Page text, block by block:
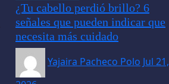
¿Tu cabello perdió brillo? 6
señales que pueden indicar que
necesita más cuidado
Yajaira Pacheco Polo Jul 21,